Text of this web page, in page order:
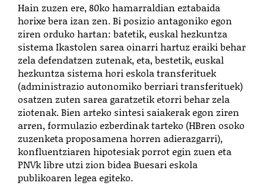
Hain zuzen ere, 80ko hamarraldian eztabaida
horixe bera izan zen. Bi posizio antagoniko egon
ziren orduko hartan: batetik, euskal hezkuntza
sistema Ikastolen sarea oinarri hartuz eraiki behar
zela defendatzen zutenak, eta, bestetik, euskal
hezkuntza sistema hori eskola transferituek
(administrazio autonomiko berriari transferituek)
osatzen zuten sarea garatzetik etorri behar zela
ziotenak. Bien arteko sintesi saiakerak egon ziren
arren, formulazio ezberdinak tarteko (HBren osoko
zuzenketa proposamena horren adierazgarri),
konfluentziaren hipotesiak porrot egin zuen eta
PNVk libre utzi zion bidea Buesari eskola
publikoaren legea egiteko.